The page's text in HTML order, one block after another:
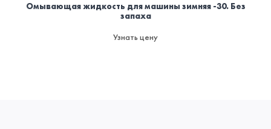
Омывающая жидкость для машины зимняя -30. Без
запаха
Узнать цену